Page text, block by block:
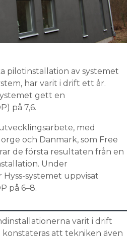
pilotinstallation av systemet
har varit i drift ett år.
gett en
på 7,6.
med
och Danmark, som Free
de första resultaten från en
Under
systemet uppvisat
på 6–8.
varit i drift
att tekniken även